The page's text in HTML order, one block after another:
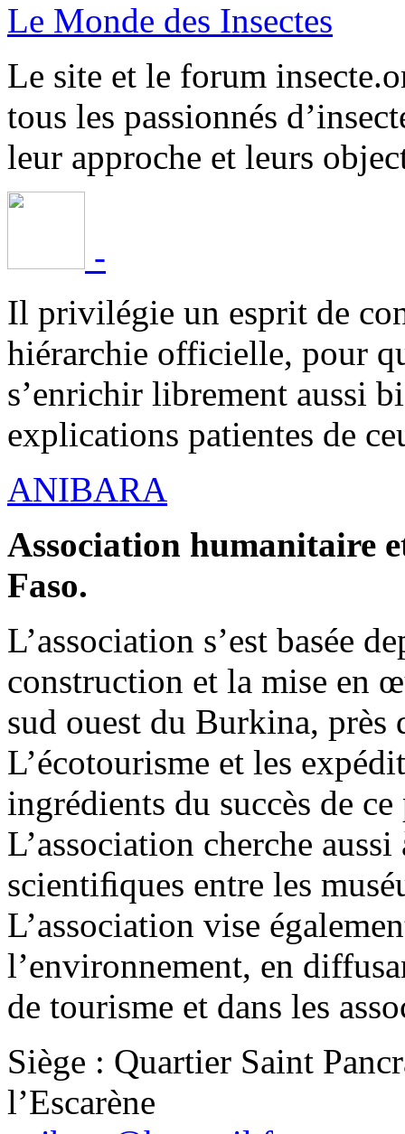
Le Monde des Insectes
Le site et le forum
tous les passionnés
leur approche et leurs
-
Il privilégie un esprit de
hiérarchie officielle, pour
s’enrichir librement aussi
explications patientes de
ANIBARA
Association humanitaire
Faso.
L’association s’est basée
construction et la mise en
sud ouest du Burkina,
L’écotourisme et les
ingrédients du succès de
L’association cherche
scientiﬁques entre les
L’association vise
l’environnement, en
de tourisme et dans les
Siège : Quartier Saint
l’Escarène